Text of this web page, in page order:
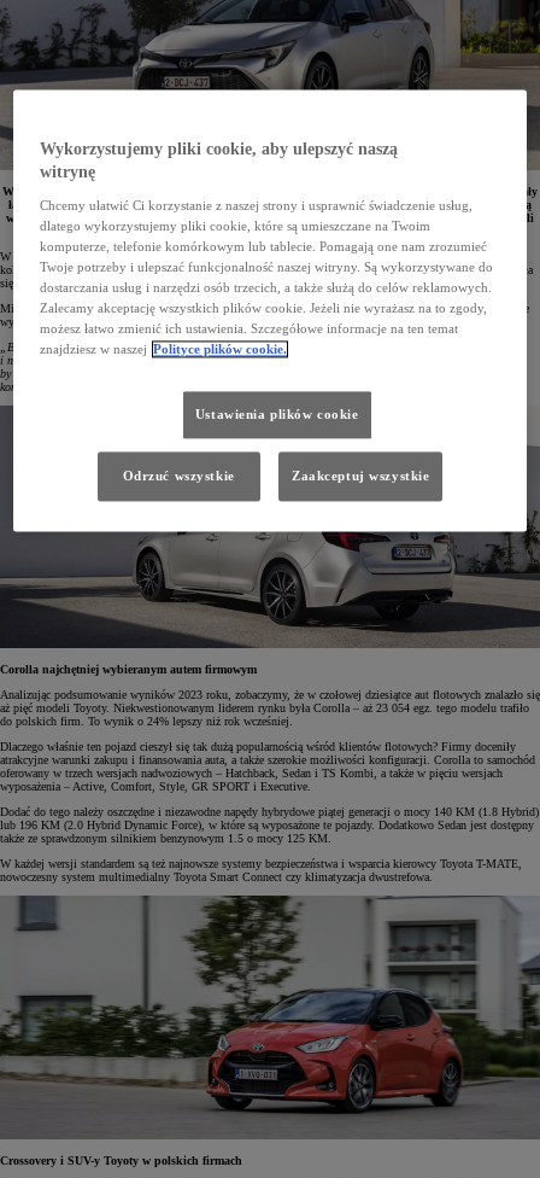
W 2023 roku Toyota była najchętniej wybieraną marką przez klientów flotowych. Firmy zarejestrowały
łącznie 69 859 osobowych i dostawczych pojazdów japońskiego koncernu. Największą popularnością
wśród kupujących cieszyła się Corolla. W Top10 rynku flotowego w Polsce znalazło się aż pięć modeli
Toyoty.
W 2023 roku firmy zarejestrowały 69 859 samochodów osobowych i dostawczych Toyoty – więcej niż dwie
kolejne marki w zestawieniu razem wzięte. Toyota poprawiła swój wynik aż o 29%! Japońska marka umocniła
się na pozycji lidera, a jej udział w rynku wzrósł do 17,5%.
Mirosław Sochacki, Corporate Sales Senior Manager w Toyota Central Europe, podsumowując ubiegłoroczne
wyniki, podkreślił:
„Bardzo nas cieszy niesłabnące zainteresowanie polskich firm naszymi nowoczesnymi, oszczędnymi
i niskoemisyjnymi samochodami. Nieustannie uważnie analizujemy rynek i dokładamy wszelkich starań,
by oferować naszym partnerom auta, jakich potrzebują. Dzięki zaufaniu naszych klientów kolejny rok
kończymy na pozycji lidera rynku, a Corolla stała się synonimem auta flotowego”
Corolla najchętniej wybieranym autem firmowym
Analizując podsumowanie wyników 2023 roku, zobaczymy, że w czołowej dziesiątce aut flotowych znalazło się
aż pięć modeli Toyoty. Niekwestionowanym liderem rynku była Corolla – aż 23 054 egz. tego modelu trafiło
do polskich firm. To wynik o 24% lepszy niż rok wcześniej.
Dlaczego właśnie ten pojazd cieszył się tak dużą popularnością wśród klientów flotowych? Firmy doceniły
atrakcyjne warunki zakupu i finansowania auta, a także szerokie możliwości konfiguracji. Corolla to samochód
oferowany w trzech wersjach nadwoziowych – Hatchback, Sedan i TS Kombi, a także w pięciu wersjach
wyposażenia – Active, Comfort, Style, GR SPORT i Executive.
Dodać do tego należy oszczędne i niezawodne napędy hybrydowe piątej generacji o mocy 140 KM (1.8 Hybrid)
lub 196 KM (2.0 Hybrid Dynamic Force), w które są wyposażone te pojazdy. Dodatkowo Sedan jest dostępny
także ze sprawdzonym silnikiem benzynowym 1.5 o mocy 125 KM.
W każdej wersji standardem są też najnowsze systemy bezpieczeństwa i wsparcia kierowcy Toyota T-MATE,
nowoczesny system multimedialny Toyota Smart Connect czy klimatyzacja dwustrefowa.
Crossovery i SUV-y Toyoty w polskich firmach
Wykorzystujemy pliki cookie, aby ulepszyć naszą
witrynę
Chcemy ułatwić Ci korzystanie z naszej strony i usprawnić świadczenie usług,
dlatego wykorzystujemy pliki cookie, które są umieszczane na Twoim
komputerze, telefonie komórkowym lub tablecie. Pomagają one nam zrozumieć
Twoje potrzeby i ulepszać funkcjonalność naszej witryny. Są wykorzystywane do
dostarczania usług i narzędzi osób trzecich, a także służą do celów reklamowych.
Zalecamy akceptację wszystkich plików cookie. Jeżeli nie wyrażasz na to zgody,
możesz łatwo zmienić ich ustawienia. Szczegółowe informacje na ten temat
znajdziesz w naszej Polityce plików cookie.
Ustawienia plików cookie
Odrzuć wszystkie Zaakceptuj wszystkie